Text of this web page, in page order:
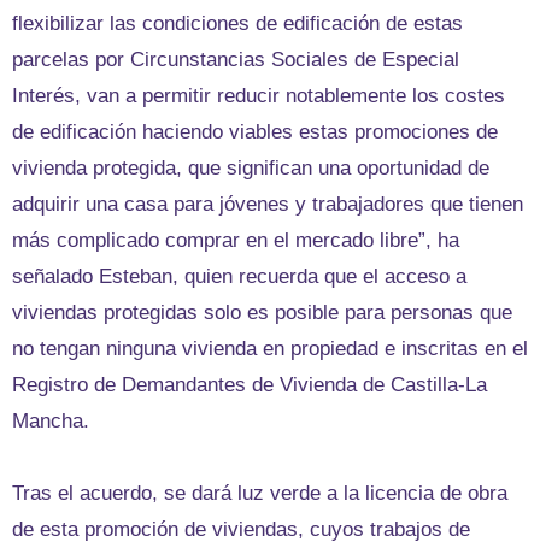
flexibilizar las condiciones de edificación de estas
parcelas por Circunstancias Sociales de Especial
Interés, van a permitir reducir notablemente los costes
de edificación haciendo viables estas promociones de
vivienda protegida, que significan una oportunidad de
adquirir una casa para jóvenes y trabajadores que tienen
más complicado comprar en el mercado libre”, ha
señalado Esteban, quien recuerda que el acceso a
viviendas protegidas solo es posible para personas que
no tengan ninguna vivienda en propiedad e inscritas en el
Registro de Demandantes de Vivienda de Castilla-La
Mancha.
Tras el acuerdo, se dará luz verde a la licencia de obra
de esta promoción de viviendas, cuyos trabajos de